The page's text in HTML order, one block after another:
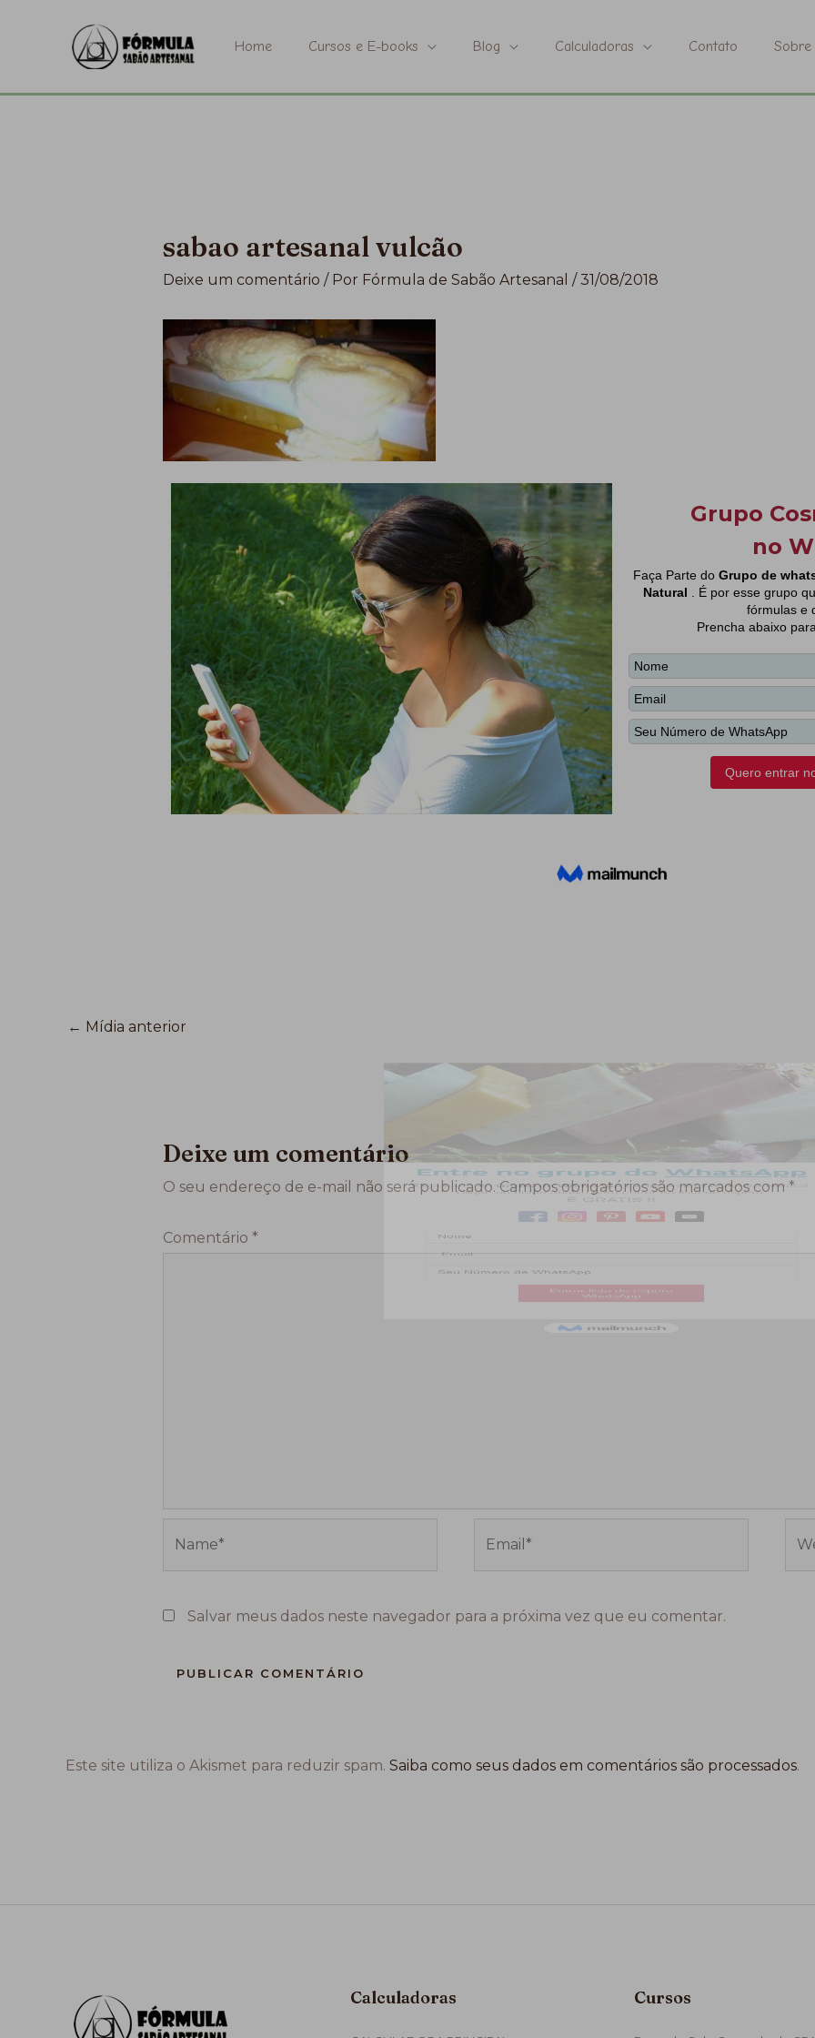
conteúdo
Home Cursos e E-books Blog Calculadoras Contato Sobre
sabao artesanal vulcão
Deixe um comentário / Por Fórmula de Sabão Artesanal / 31/08/2018
← Mídia anterior
Deixe um comentário
O seu endereço de e-mail não será publicado. Campos obrigatórios são marcados com *
Comentário *
Salvar meus dados neste navegador para a próxima vez que eu comentar.
Este site utiliza o Akismet para reduzir spam. Saiba como seus dados em comentários são processados.
Calculadoras Cursos